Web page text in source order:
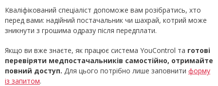
Кваліфікований спеціаліст допоможе вам розібратись, хто
перед вами: надійний постачальник чи шахрай, котрий може
зникнути з грошима одразу після передплати.
Якщо ви вже знаєте, як працює система YouControl та готові
перевіряти медпостачальників самостійно, отримайте
повний доступ. Для цього потрібно лише заповнити форму
із запитом.